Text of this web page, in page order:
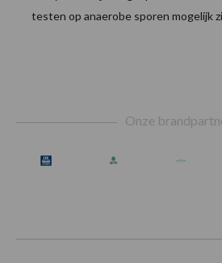
testen op anaerobe sporen mogelijk
Onze